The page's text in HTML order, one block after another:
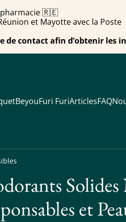
pharmacie 🇷🇪
et Mayotte avec la Poste
contact afin d’obtenir les
BeyouFuri FuriArticlesFAQ
et